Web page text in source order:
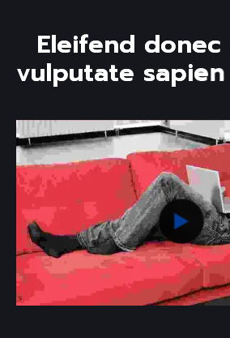
Eleifend donec
vulputate sapien